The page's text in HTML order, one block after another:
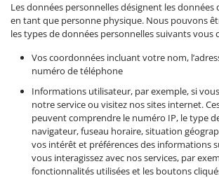
Les données personnelles désignent les
en tant que personne physique. Nous pouvons
les types de données personnelles suivants vous
Vos coordonnées incluant votre nom,
numéro de téléphone
Informations utilisateur, par exemple, si
notre service ou visitez nos sites internet.
peuvent comprendre le numéro IP, le type
navigateur, fuseau horaire, situation
vos intérêt et préférences des informations
vous interagissez avec nos services, par
fonctionnalités utilisées et les boutons